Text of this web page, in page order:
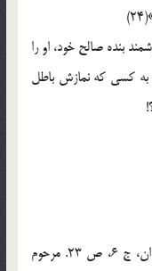
بنده صالح خود، او را
به کسی که نمازش باطل
2 ـ مجمع البیان، ج 3، ص 325 و تفسیر المیزان، ج 6، ص 23. مرحوم